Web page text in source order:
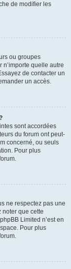
de modifier les
ou groupes
n’importe quelle autre
de contacter un
un accès.
sont accordées
du forum ont peut-
concerné, ou seuls
Pour plus
ne respectez pas une
noter que cette
Limited n’est en
Pour plus